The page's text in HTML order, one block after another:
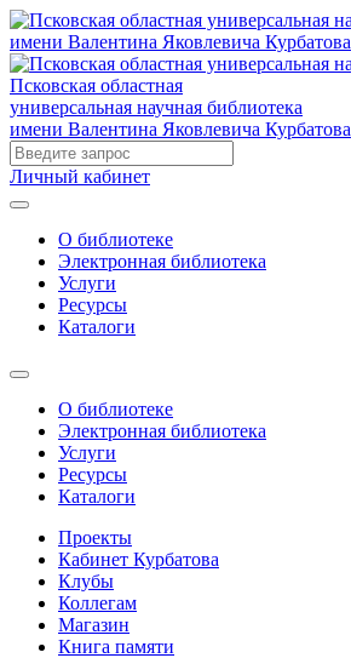
Псковская областная
универсальная научная библиотека
имени Валентина Яковлевича Курбатова
Личный кабинет
О библиотеке
Электронная библиотека
Услуги
Ресурсы
Каталоги
О библиотеке
Электронная библиотека
Услуги
Ресурсы
Каталоги
Проекты
Кабинет Курбатова
Клубы
Коллегам
Магазин
Книга памяти